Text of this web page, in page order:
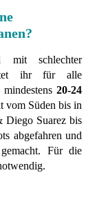
mit schlechter
ihr für alle
20-24
vom Süden bis in
Diego Suarez bis
abgefahren und
Für die